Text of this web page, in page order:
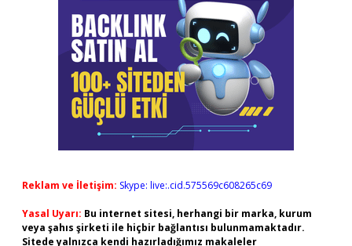
Reklam ve İletişim: Skype: live:.cid.575569c608265c69
Yasal Uyarı: Bu internet sitesi, herhangi bir marka, kurum
veya şahıs şirketi ile hiçbir bağlantısı bulunmamaktadır.
Sitede yalnızca kendi hazırladığımız makaleler